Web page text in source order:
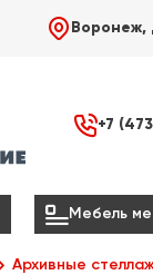
 Воронеж,
+7
Мебель
Архивные